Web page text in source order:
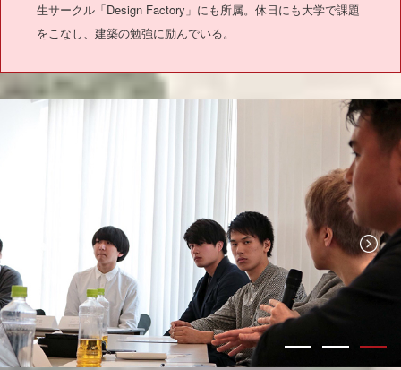
生サークル「Design Factory」にも所属。休日にも大学で課題
をこなし、建築の勉強に励んでいる。